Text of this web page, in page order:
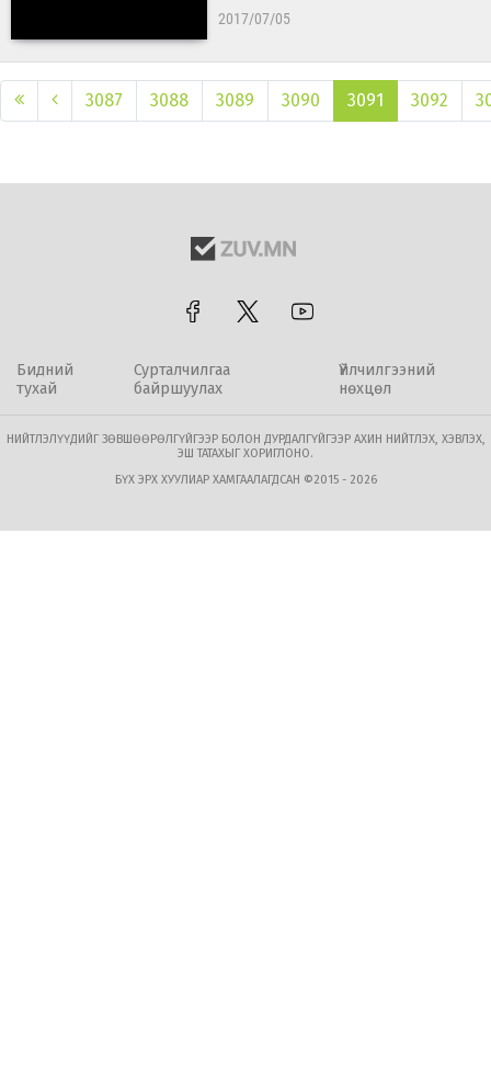
2017/07/05
3087 3088 3089 3090 3091 3092
Бидний
тухай
Сурталчилгаа
байршуулах
Үйлчилгээний
нөхцөл
НИЙТЛЭЛҮҮДИЙГ ЗӨВШӨӨРӨЛГҮЙГЭЭР БОЛОН ДУРДАЛГҮЙГЭЭР АХИН НИЙТЛЭХ, ХЭВЛЭХ,
ЭШ ТАТАХЫГ ХОРИГЛОНО.
БҮХ ЭРХ ХУУЛИАР ХАМГААЛАГДСАН ©2015 - 2026